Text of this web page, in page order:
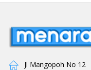
Jl Mangopoh No 12